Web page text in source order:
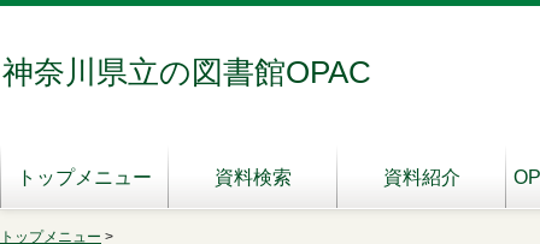
神奈川県立の図書館OPAC
トップメニュー 資料検索 資料紹介
トップメニュー >